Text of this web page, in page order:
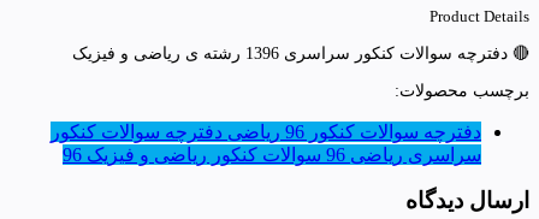
Product Details
🔴 دفترچه سوالات کنکور سراسری 1396 رشته ی ریاضی و فیزیک
برچسب محصولات:
دفترچه سوالات کنکور 96 ریاضی
دفترچه سوالات کنکور
سراسری ریاضی 96
سوالات کنکور ریاضی و فیزیک 96
ارسال دیدگاه